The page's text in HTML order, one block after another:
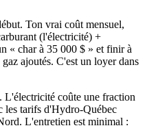
Ton vrai coût mensuel,
(l'électricité) +
« char à 35 000 $ » et finir à
ajoutés. C'est un loyer dans
L'électricité coûte une fraction
les tarifs d'Hydro-Québec
L'entretien est minimal :